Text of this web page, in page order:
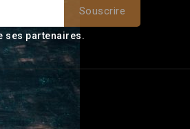
ses partenaires.